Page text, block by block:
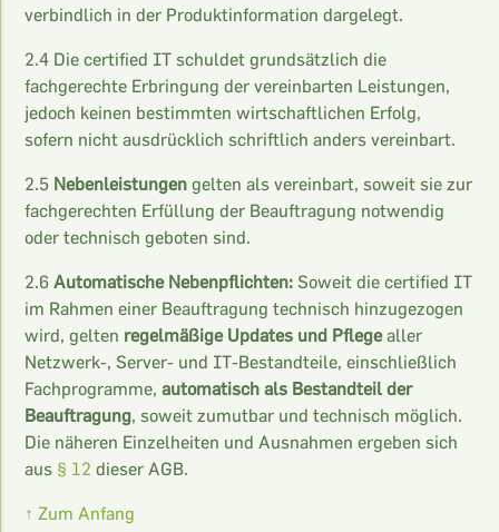
verbindlich in der Produktinformation dargelegt.
2.4 Die certified IT schuldet grundsätzlich die
fachgerechte Erbringung der vereinbarten Leistungen,
jedoch keinen bestimmten wirtschaftlichen Erfolg,
sofern nicht ausdrücklich schriftlich anders vereinbart.
2.5 Nebenleistungen gelten als vereinbart, soweit sie zur
fachgerechten Erfüllung der Beauftragung notwendig
oder technisch geboten sind.
2.6Automatische Nebenpflichten: Soweit die certified IT
im Rahmen einer Beauftragung technisch hinzugezogen
wird, gelten regelmäßige Updates und Pflegealler
Netzwerk-, Server- und IT-Bestandteile, einschließlich
Fachprogramme,automatisch als Bestandteil der
Beauftragung, soweit zumutbar und technisch möglich.
Die näheren Einzelheiten und Ausnahmen ergeben sich
aus § 12 dieser AGB.
↑ Zum Anfang